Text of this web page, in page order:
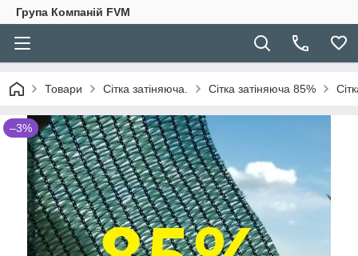
Група Компаній FVM
Товари Сітка затіняюча. Сітка затіняюча 85%
–3%